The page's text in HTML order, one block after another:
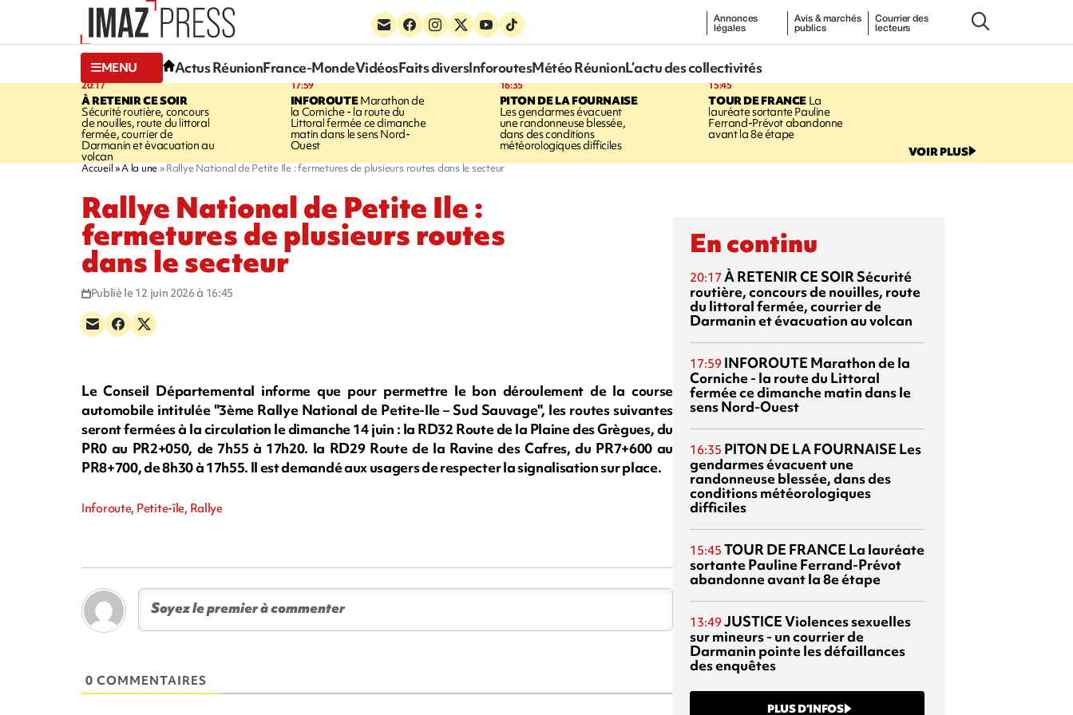
Annonces
légales
Avis & marchés
publics
Courrier des
lecteurs
MENU Actus RéunionFrance-MondeVidéosFaits diversInforoutesMétéo RéunionL’actu des collectivités
20:17
À RETENIR CE SOIR
Sécurité routière, concours
de nouilles, route du littoral
fermée, courrier de
Darmanin et évacuation au
volcan
17:59
INFOROUTEMarathon de
la Corniche - la route du
Littoral fermée ce dimanche
matin dans le sens Nord-
Ouest
16:35
PITON DE LA FOURNAISE
Les gendarmes évacuent
une randonneuse blessée,
dans des conditions
météorologiques difficiles
15:45
TOUR DE FRANCELa
lauréate sortante Pauline
Ferrand-Prévot abandonne
avant la 8e étape
VOIR PLUS
Accueil A la une Rallye National de Petite Ile : fermetures de plusieurs routes dans le secteur
Rallye National de Petite Ile :
fermetures de plusieurs routes
dans le secteur
Publié le 12 juin 2026 à 16:45
Le Conseil Départemental informe que pour permettre le bon déroulement de la course
automobile intitulée "3ème Rallye National de Petite-Ile – Sud Sauvage", les routes suivantes
seront fermées à la circulation le dimanche 14 juin : la RD32 Route de la Plaine des Grègues, du
PR0 au PR2+050, de 7h55 à 17h20. la RD29 Route de la Ravine des Cafres, du PR7+600 au
PR8+700, de 8h30 à 17h55. Il est demandé aux usagers de respecter la signalisation sur place.
Inforoute, Petite-île, Rallye
0 COMMENTAIRES
En continu
20:17 À RETENIR CE SOIR Sécurité
routière, concours de nouilles, route
du littoral fermée, courrier de
Darmanin et évacuation au volcan
17:59 INFOROUTE Marathon de la
Corniche - la route du Littoral
fermée ce dimanche matin dans le
sens Nord-Ouest
16:35 PITON DE LA FOURNAISE Les
gendarmes évacuent une
randonneuse blessée, dans des
conditions météorologiques
difficiles
15:45 TOUR DE FRANCE La lauréate
sortante Pauline Ferrand-Prévot
abandonne avant la 8e étape
13:49 JUSTICEViolences sexuelles
sur mineurs - un courrier de
Darmanin pointe les défaillances
des enquêtes
PLUS D’INFOS